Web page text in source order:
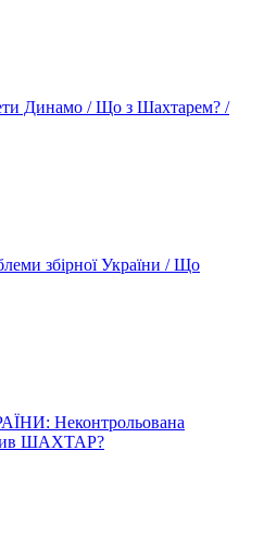
Динамо / Що з Шахтарем? /
збірної України / Що
Неконтрольована
ШАХТАР?